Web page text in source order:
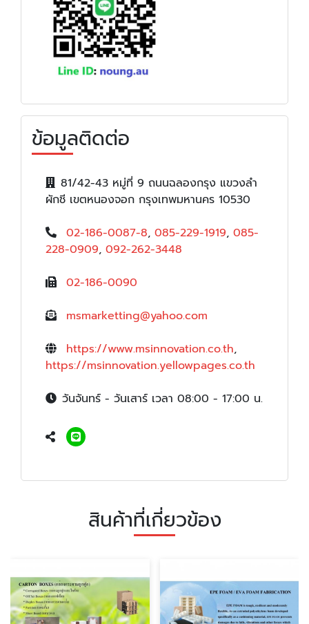
ข้อมูลติดต่อ
81/42-43 หมู่ที่ 9 ถนนฉลองกรุง แขวงลำ
ผักชี เขตหนองจอก กรุงเทพมหานคร 10530
02-186-0087-8, 085-229-1919, 085-
228-0909, 092-262-3448
02-186-0090
msmarketting@yahoo.com
https://www.msinnovation.co.th,
https://msinnovation.yellowpages.co.th
วันจันทร์ - วันเสาร์ เวลา 08:00 - 17:00 น.
สินค้าที่เกี่ยวข้อง